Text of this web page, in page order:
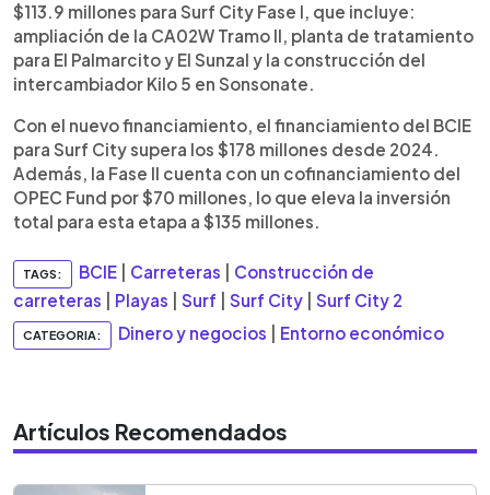
$113.9 millones para Surf City Fase I, que incluye:
ampliación de la CA02W Tramo II, planta de tratamiento
para El Palmarcito y El Sunzal y la construcción del
intercambiador Kilo 5 en Sonsonate.
Con el nuevo financiamiento, el financiamiento del BCIE
para Surf City supera los $178 millones desde 2024.
Además, la Fase II cuenta con un cofinanciamiento del
OPEC Fund por $70 millones, lo que eleva la inversión
total para esta etapa a $135 millones.
TAGS: BCIE Carreteras
Construcción de
carreteras
Playas Surf Surf City Surf City 2
CATEGORIA: Dinero y negocios Entorno económico
Artículos Recomendados